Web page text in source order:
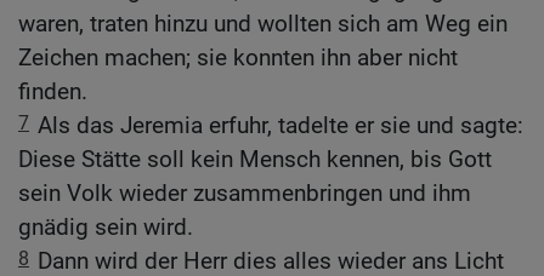
waren, traten hinzu und wollten sich am Weg ein
Zeichen machen; sie konnten ihn aber nicht
finden.
7 Als das Jeremia erfuhr, tadelte er sie und sagte:
Diese Stätte soll kein Mensch kennen, bis Gott
sein Volk wieder zusammenbringen und ihm
gnädig sein wird.
8 Dann wird der Herr dies alles wieder ans Licht